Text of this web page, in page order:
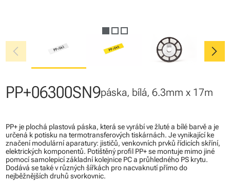
chevron_left chevron_right
PP+06300SN9páska, bílá, 6.3mm x 17m
PP+ je plochá plastová páska, která se vyrábí ve žluté a bílé barvě a je
určená k potisku na termotransferových tiskárnách. Je vynikající ke
značení modulární aparatury: jističů, venkovních prvků řídicích skříní,
elektrických komponentů. Potištěný profil PP+ se montuje mimo jiné
pomocí samolepicí základní kolejnice PC a průhledného PS krytu.
Dodává se také v různých šířkách pro nacvaknutí přímo do
nejběžnějších druhů svorkovnic.